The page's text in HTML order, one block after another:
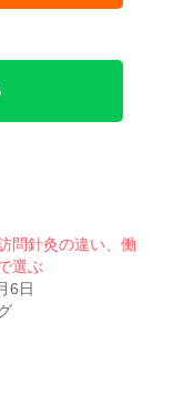
問針灸の違い、働
選ぶ
6日